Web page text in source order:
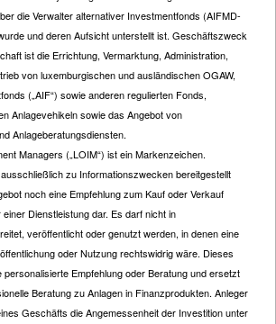
die Verwalter alternativer Investmentfonds (AIFMD-
und deren Aufsicht unterstellt ist. Geschäftszweck
ist die Errichtung, Vermarktung, Administration,
von luxemburgischen und ausländischen OGAW,
(„AIF“) sowie anderen regulierten Fonds,
Anlagevehikeln sowie das Angebot von
Anlageberatungsdiensten.
Managers („LOIM“) ist ein Markenzeichen.
zu Informationszwecken bereitgestellt
noch eine Empfehlung zum Kauf oder Verkauf
Dienstleistung dar. Es darf nicht in
veröffentlicht oder genutzt werden, in denen eine
oder Nutzung rechtswidrig wäre. Dieses
personalisierte Empfehlung oder Beratung und ersetzt
Beratung zu Anlagen in Finanzprodukten. Anleger
Geschäfts die Angemessenheit der Investition unter